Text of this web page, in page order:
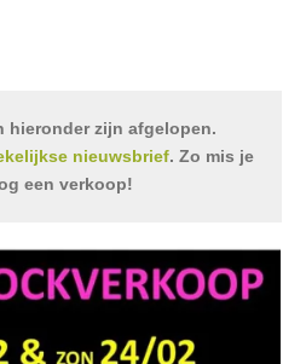
hieronder zijn afgelopen.
nieuwsbrief. Zo mis je
een verkoop!